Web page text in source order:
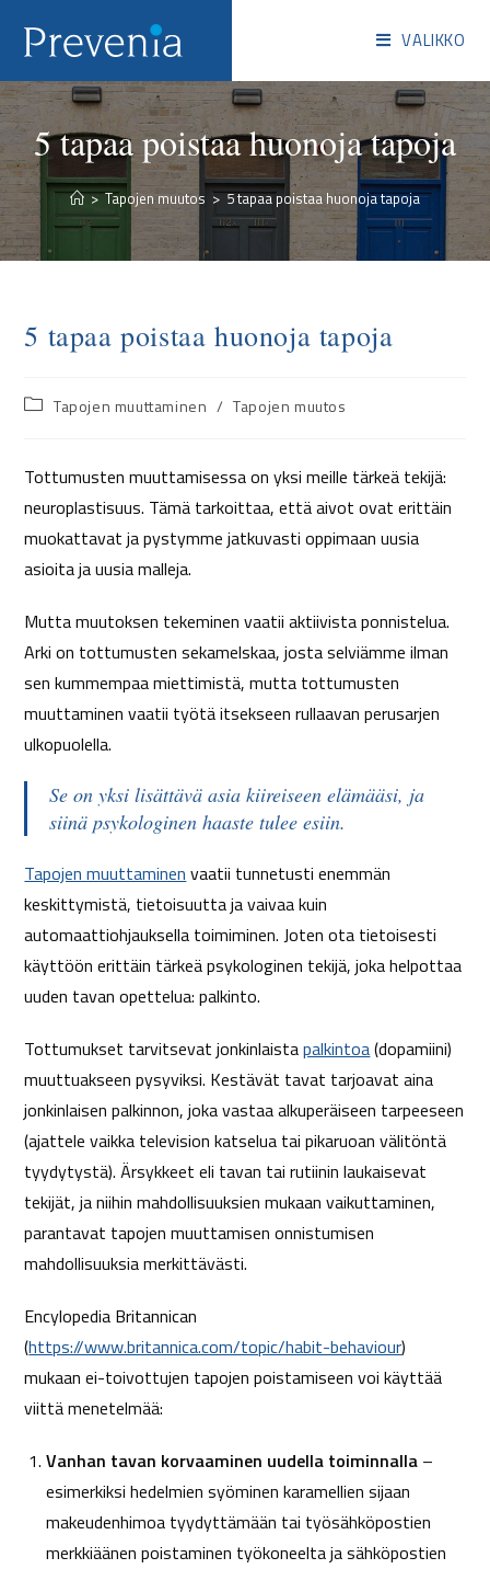
VALIKKO
5 tapaa poistaa huonoja tapoja
> Tapojen muutos > 5 tapaa poistaa huonoja tapoja
5 tapaa poistaa huonoja tapoja
Tapojen muuttaminen / Tapojen muutos
Tottumusten muuttamisessa on yksi meille tärkeä tekijä:
neuroplastisuus. Tämä tarkoittaa, että aivot ovat erittäin
muokattavat ja pystymme jatkuvasti oppimaan uusia
asioita ja uusia malleja.
Mutta muutoksen tekeminen vaatii aktiivista ponnistelua.
Arki on tottumusten sekamelskaa, josta selviämme ilman
sen kummempaa miettimistä, mutta tottumusten
muuttaminen vaatii työtä itsekseen rullaavan perusarjen
ulkopuolella.
Se on yksi lisättävä asia kiireiseen elämääsi, ja
siinä psykologinen haaste tulee esiin.
Tapojen muuttaminen vaatii tunnetusti enemmän
keskittymistä, tietoisuutta ja vaivaa kuin
automaattiohjauksella toimiminen. Joten ota tietoisesti
käyttöön erittäin tärkeä psykologinen tekijä, joka helpottaa
uuden tavan opettelua: palkinto.
Tottumukset tarvitsevat jonkinlaistapalkintoa(dopamiini)
muuttuakseen pysyviksi. Kestävät tavat tarjoavat aina
jonkinlaisen palkinnon, joka vastaa alkuperäiseen tarpeeseen
(ajattele vaikka television katselua tai pikaruoan välitöntä
tyydytystä). Ärsykkeet eli tavan tai rutiinin laukaisevat
tekijät, ja niihin mahdollisuuksien mukaan vaikuttaminen,
parantavat tapojen muuttamisen onnistumisen
mahdollisuuksia merkittävästi.
Encylopedia Britannican
(https://www.britannica.com/topic/habit-behaviour)
mukaan ei-toivottujen tapojen poistamiseen voi käyttää
viittä menetelmää:
Vanhan tavan korvaaminen uudella toiminnalla –
esimerkiksi hedelmien syöminen karamellien sijaan
makeudenhimoa tyydyttämään tai työsähköpostien
merkkiäänen poistaminen työkoneelta ja sähköpostien